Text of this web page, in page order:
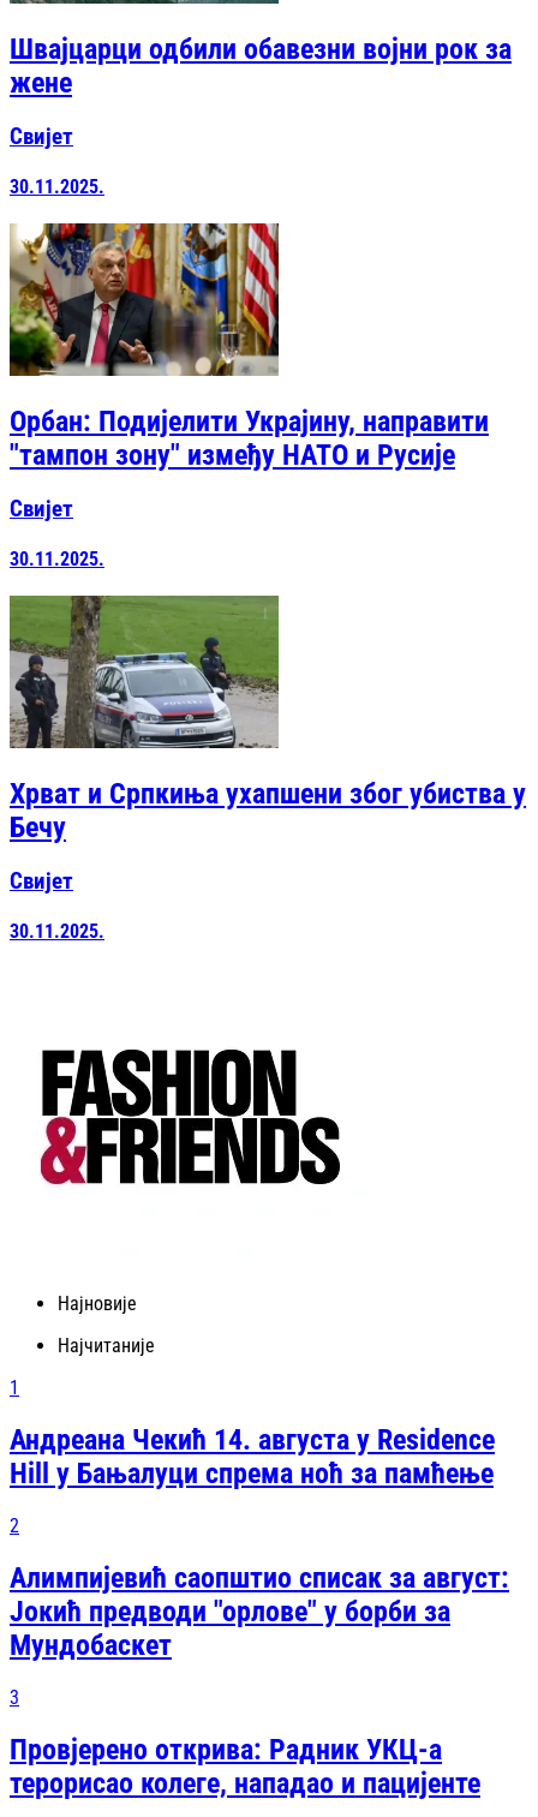
Швајцарци одбили обавезни војни рок за
жене
Свијет
30.11.2025.
Орбан: Подијелити Украјину, направити
"тампон зону" између НАТО и Русије
Свијет
30.11.2025.
Хрват и Српкиња ухапшени због убиства у
Бечу
Свијет
30.11.2025.
Најновије
Најчитаније
1
Андреана Чекић 14. августа у Residence
Hill у Бањалуци спрема ноћ за памћење
2
Алимпијевић саопштио списак за август:
Јокић предводи "орлове" у борби за
Мундобаскет
3
Провјерено открива: Радник УКЦ-а
терорисао колеге, нападао и пацијенте